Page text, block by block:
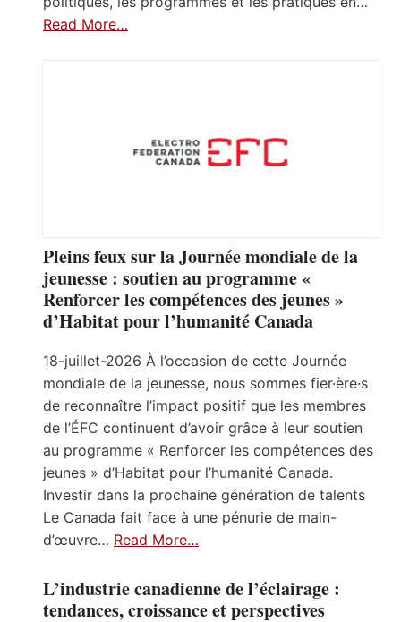
Read More…
Pleins feux sur la Journée mondiale de la
jeunesse : soutien au programme «
Renforcer les compétences des jeunes »
d’Habitat pour l’humanité Canada
18-juillet-2026 À l’occasion de cette Journée
mondiale de la jeunesse, nous sommes fier·ère·s
de reconnaître l’impact positif que les membres
de l’ÉFC continuent d’avoir grâce à leur soutien
au programme « Renforcer les compétences des
jeunes » d’Habitat pour l’humanité Canada.
Investir dans la prochaine génération de talents
Le Canada fait face à une pénurie de main-
d’œuvre… Read More…
L’industrie canadienne de l’éclairage :
tendances, croissance et perspectives